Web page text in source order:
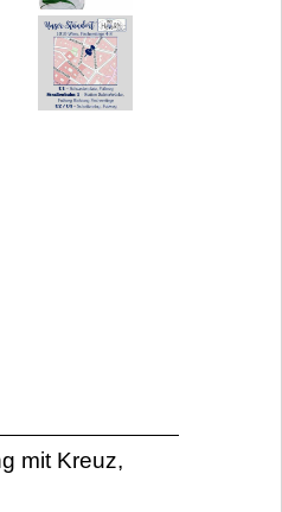
mit Kreuz,